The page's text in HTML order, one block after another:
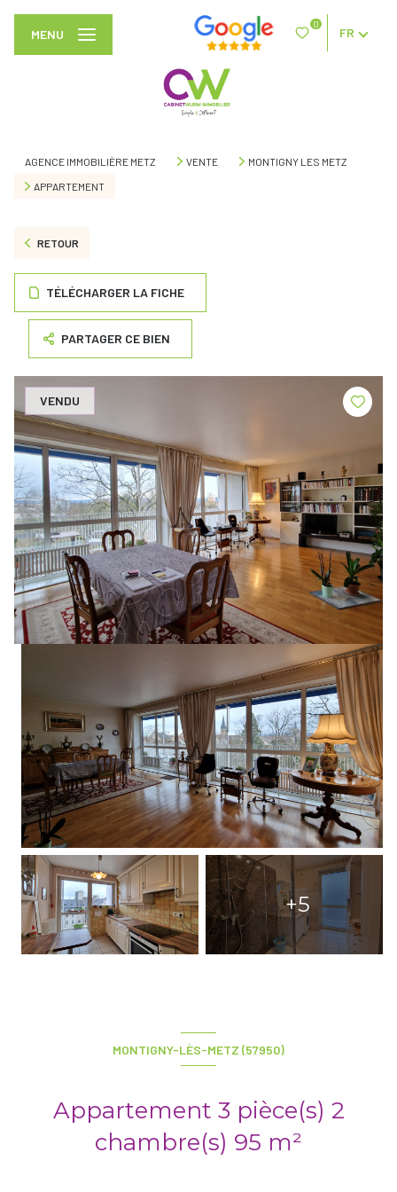
0
FR
MENU
AGENCE IMMOBILIÈRE METZ VENTE
MONTIGNY LES METZ
APPARTEMENT
RETOUR
TÉLÉCHARGER LA FICHE
PARTAGER CE BIEN
VENDU
+5
MONTIGNY-LÈS-METZ (57950)
Appartement 3 pièce(s) 2
chambre(s) 95 m²